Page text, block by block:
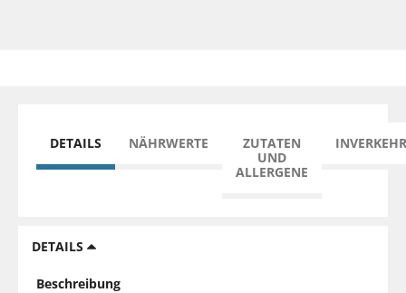
DETAILS NÄHRWERTE
ZUTATEN
UND
ALLERGENE
DETAILS
Beschreibung